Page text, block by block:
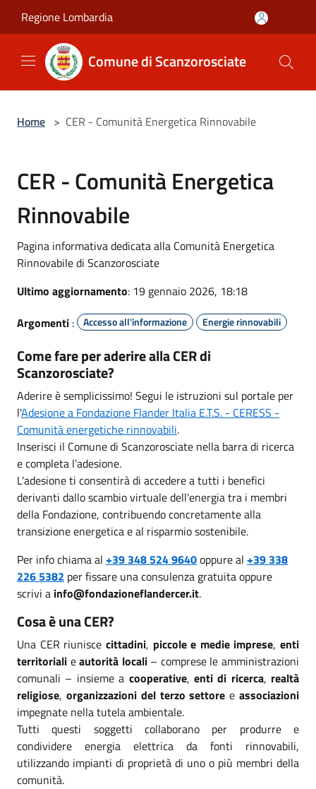
Regione Lombardia
Comune di Scanzorosciate
Home > CER - Comunità Energetica Rinnovabile
CER - Comunità Energetica
Rinnovabile
Pagina informativa dedicata alla Comunità Energetica
Rinnovabile di Scanzorosciate
Ultimo aggiornamento: 19 gennaio 2026, 18:18
Argomenti : Accesso all'informazione Energie rinnovabili
Come fare per aderire alla CER di
Scanzorosciate?
Aderire è semplicissimo! Segui le istruzioni sul portale per
l'Adesione a Fondazione Flander Italia E.T.S. - CERESS -
Comunità energetiche rinnovabili.
Inserisci il Comune di Scanzorosciate nella barra di ricerca
e completa l’adesione.
L'adesione ti consentirà di accedere a tutti i benefici
derivanti dallo scambio virtuale dell'energia tra i membri
della Fondazione, contribuendo concretamente alla
transizione energetica e al risparmio sostenibile.
Per info chiama al +39 348 524 9640oppure al +39 338
226 5382 per fissare una consulenza gratuita oppure
scrivi a info@fondazioneflandercer.it.
Cosa è una CER?
Una CER riunisce cittadini, piccole e medie imprese, enti
territoriali eautorità locali– comprese le amministrazioni
comunali – insieme a cooperative, enti di ricerca, realtà
religiose, organizzazioni del terzo settore eassociazioni
impegnate nella tutela ambientale.
Tutti questi soggetti collaborano per produrre e
condividere energia elettrica da fonti rinnovabili,
utilizzando impianti di proprietà di uno o più membri della
comunità.